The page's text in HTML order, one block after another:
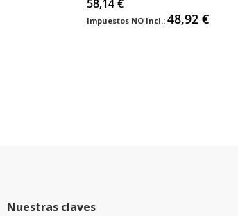
58,14 €
48,92 €
Nuestras claves